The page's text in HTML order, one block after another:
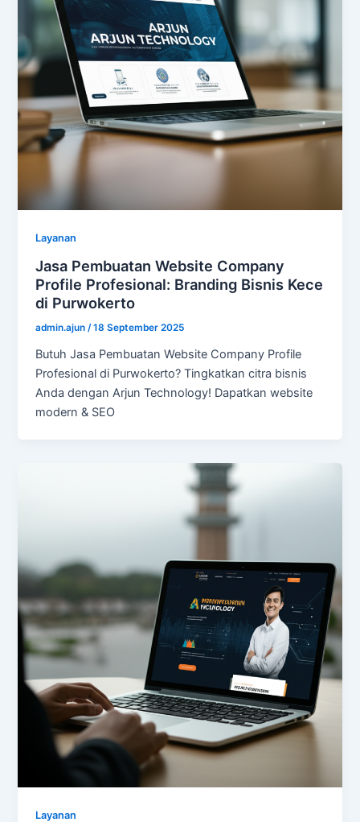
Layanan
Jasa Pembuatan Website Company
Profile Profesional: Branding Bisnis Kece
di Purwokerto
admin.ajun /18 September 2025
Butuh Jasa Pembuatan Website Company Profile
Profesional di Purwokerto? Tingkatkan citra bisnis
Anda dengan Arjun Technology! Dapatkan website
modern & SEO
Layanan